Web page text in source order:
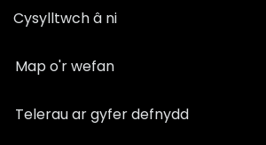
Cysylltwch â ni
Map o'r wefan
Telerau ar gyfer defnydd